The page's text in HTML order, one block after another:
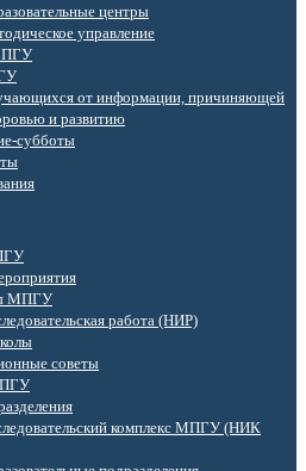
центры
управление
от информации, причиняющей
и развитию
МПГУ
работа (НИР)
советы
комплекс МПГУ (НИК